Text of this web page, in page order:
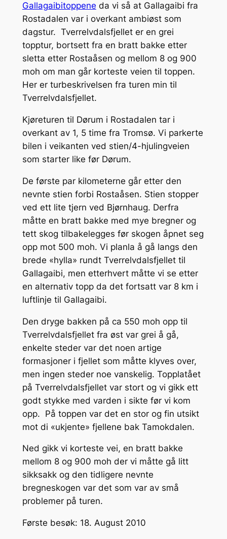
Gallagaibitoppene da vi så at Gallagaibi fra
Rostadalen var i overkant ambiøst som
dagstur. Tverrelvdalsfjellet er en grei
topptur, bortsett fra en bratt bakke etter
sletta etter Rostaåsen og mellom 8 og 900
moh om man går korteste veien til toppen.
Her er turbeskrivelsen fra turen min til
Tverrelvdalsfjellet.
Kjøreturen til Dørum i Rostadalen tar i
overkant av 1, 5 time fra Tromsø. Vi parkerte
bilen i veikanten ved stien/4-hjulingveien
som starter like før Dørum.
De første par kilometerne går etter den
nevnte stien forbi Rostaåsen. Stien stopper
ved ett lite tjern ved Bjørnhaug. Derfra
måtte en bratt bakke med mye bregner og
tett skog tilbakelegges før skogen åpnet seg
opp mot 500 moh. Vi planla å gå langs den
brede «hylla» rundt Tverrelvdalsfjellet til
Gallagaibi, men etterhvert måtte vi se etter
en alternativ topp da det fortsatt var 8 km i
luftlinje til Gallagaibi.
Den dryge bakken på ca 550 moh opp til
Tverrelvdalsfjellet fra øst var grei å gå,
enkelte steder var det noen artige
formasjoner i fjellet som måtte klyves over,
men ingen steder noe vanskelig. Topplatået
på Tverrelvdalsfjellet var stort og vi gikk ett
godt stykke med varden i sikte før vi kom
opp. På toppen var det en stor og fin utsikt
mot di «ukjente» fjellene bak Tamokdalen.
Ned gikk vi korteste vei, en bratt bakke
mellom 8 og 900 moh der vi måtte gå litt
sikksakk og den tidligere nevnte
bregneskogen var det som var av små
problemer på turen.
Første besøk: 18. August 2010